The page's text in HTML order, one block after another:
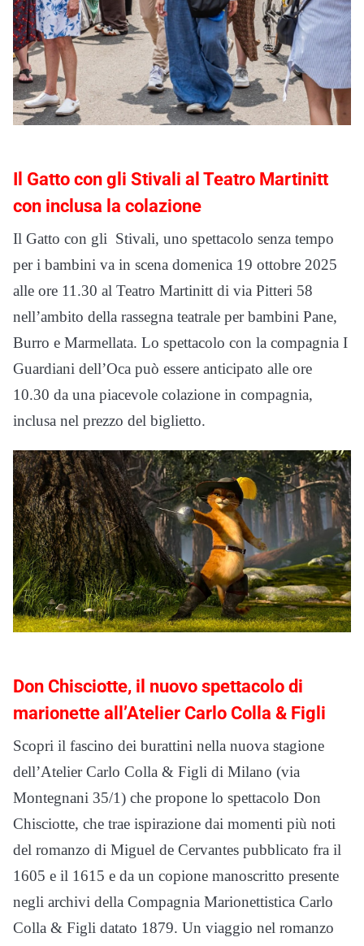
Il Gatto con gli Stivali al Teatro Martinitt
con inclusa la colazione
Il Gatto con gli Stivali, uno spettacolo senza tempo
per i bambini va in scena domenica 19 ottobre 2025
alle ore 11.30 al Teatro Martinitt di via Pitteri 58
nell’ambito della rassegna teatrale per bambini Pane,
Burro e Marmellata. Lo spettacolo con la compagnia I
Guardiani dell’Oca può essere anticipato alle ore
10.30 da una piacevole colazione in compagnia,
inclusa nel prezzo del biglietto.
Don Chisciotte, il nuovo spettacolo di
marionette all’Atelier Carlo Colla & Figli
Scopri il fascino dei burattini nella nuova stagione
dell’Atelier Carlo Colla & Figli di Milano (via
Montegnani 35/1) che propone lo spettacolo Don
Chisciotte, che trae ispirazione dai momenti più noti
del romanzo di Miguel de Cervantes pubblicato fra il
1605 e il 1615 e da un copione manoscritto presente
negli archivi della Compagnia Marionettistica Carlo
Colla & Figli datato 1879. Un viaggio nel romanzo